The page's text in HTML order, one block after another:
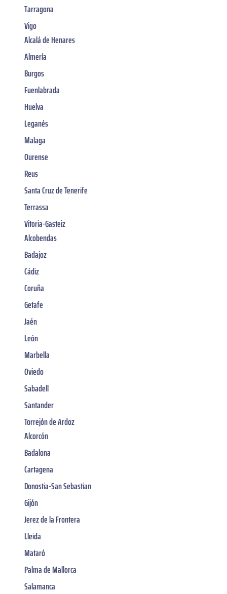
Tarragona
Vigo
Alcalá de Henares
Almería
Burgos
Fuenlabrada
Huelva
Leganés
Malaga
Ourense
Reus
Santa Cruz de Tenerife
Terrassa
Vitoria-Gasteiz
Alcobendas
Badajoz
Cádiz
Coruña
Getafe
Jaén
León
Marbella
Oviedo
Sabadell
Santander
Torrejón de Ardoz
Alcorcón
Badalona
Cartagena
Donostia-San Sebastian
Gijón
Jerez de la Frontera
Lleida
Mataró
Palma de Mallorca
Salamanca